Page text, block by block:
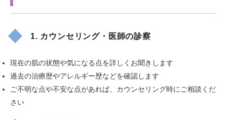
1. カウンセリング・医師の診察
現在の肌の状態や気になる点を詳しくお聞きします
過去の治療歴やアレルギー歴などを確認します
ご不明な点や不安な点があれば、カウンセリング時にご相談くだ
さい